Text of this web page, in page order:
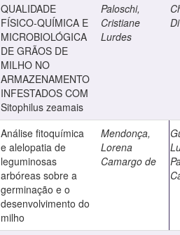
QUALIDADE
FÍSICO-QUÍMICA E
MICROBIOLÓGICA
DE GRÃOS DE
MILHO NO
ARMAZENAMENTO
INFESTADOS COM
Sitophilus zeamais
Paloschi,
Cristiane
Lurdes
Análise fitoquímica
e alelopatia de
leguminosas
arbóreas sobre a
germinação e o
desenvolvimento do
milho
Mendonça,
Lorena
Camargo de